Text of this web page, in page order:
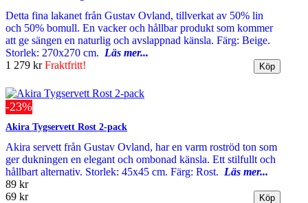
Detta fina lakanet från Gustav Ovland, tillverkat av 50% lin
och 50% bomull. En vacker och hållbar produkt som kommer
att ge sängen en naturlig och avslappnad känsla. Färg: Beige.
Storlek: 270x270 cm. Läs mer...
1 279 krFraktfritt!
-23%
Akira Tygservett Rost 2-pack
Akira servett från Gustav Ovland, har en varm roströd ton som
ger dukningen en elegant och ombonad känsla. Ett stilfullt och
hållbart alternativ. Storlek: 45x45 cm. Färg: Rost. Läs mer...
89 kr
69 kr